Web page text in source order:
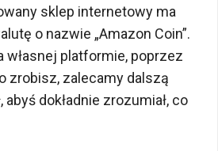
sklep internetowy ma
o nazwie „Amazon Coin”.
własnej platformie, poprzez
zrobisz, zalecamy dalszą
abyś dokładnie zrozumiał, co